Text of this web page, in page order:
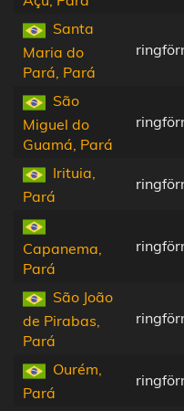
Santa
Maria do
Pará, Pará
São
Miguel do
Guamá, Pará
Irituia,
Pará
Capanema,
Pará
São João
de Pirabas,
Pará
Ourém,
Pará